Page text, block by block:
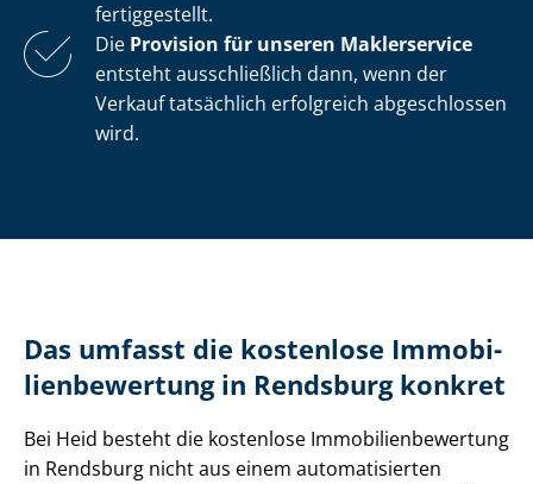
fertiggestellt.
Die Provision für unseren Maklerservice
entsteht ausschließlich dann, wenn der
Verkauf tatsächlich erfolgreich abgeschlossen
wird.
Das umfasst die kostenlose Im­mo­bi­
li­en­be­wer­tung in Rendsburg konkret
Bei Heid besteht die kostenlose Im­mo­bi­li­en­be­wer­tung
in Rendsburg nicht aus einem automatisierten